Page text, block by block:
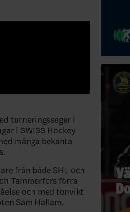
turneringsseger i
i SWISS Hockey
många bekanta
från både SHL och
Tammerfors förra
och med tonvikt
Sam Hallam.